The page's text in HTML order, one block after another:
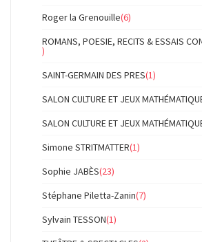
Roger la Grenouille(6)
ROMANS, POESIE, RECITS & ESSAIS
)
SAINT-GERMAIN DES PRES(1)
SALON CULTURE ET JEUX
SALON CULTURE ET JEUX
Simone STRITMATTER(1)
Sophie JABÈS(23)
Stéphane Piletta-Zanin(7)
Sylvain TESSON(1)